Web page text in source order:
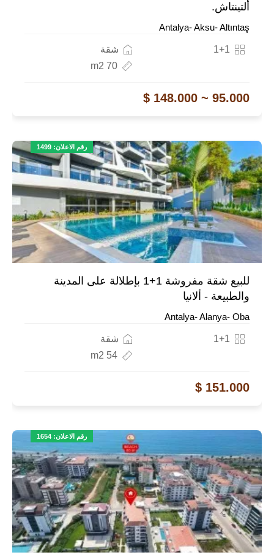
ألتينتاش.
Antalya- Aksu- Altıntaş
شقة
1+1
70 m2
95.000 ~ 148.000 $
رقم الاعلان: 1499
للبيع شقة مفروشة 1+1 بإطلالة على المدينة
والطبيعة - ألانيا
Antalya- Alanya- Oba
شقة
1+1
54 m2
151.000 $
رقم الاعلان: 1654